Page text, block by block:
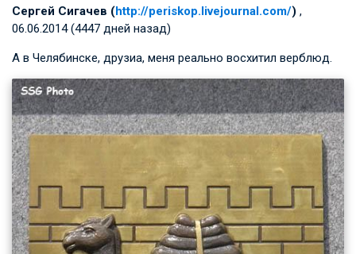
Cергей Сигачев (http://periskop.livejournal.com/) ,
06.06.2014 (4447 дней назад)
А в Челябинске, друзиа, меня реально восхитил верблюд.